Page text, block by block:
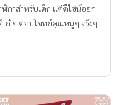
ฬิกาสำหรับเด็ก แต่ดีไซน์ออก
ก๋ ๆ ตอบโจทย์คุณหนูๆ จริงๆ
ไปกับคอลเลคชั่น CITY OF
จะสนุกสนานไปกับการเรียนรู้
อลเลคชั่นสำหรับโลกของ